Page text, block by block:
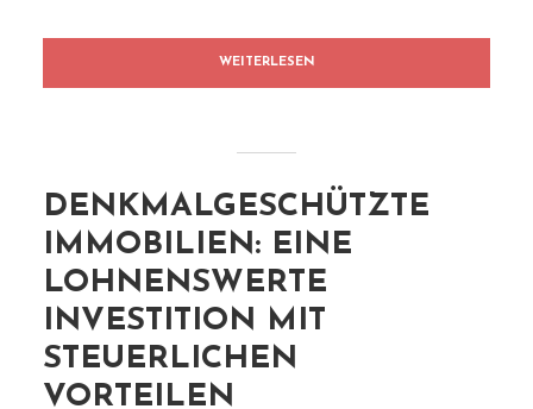
WEITERLESEN
DENKMALGESCHÜTZTE
IMMOBILIEN: EINE
LOHNENSWERTE
INVESTITION MIT
STEUERLICHEN
VORTEILEN